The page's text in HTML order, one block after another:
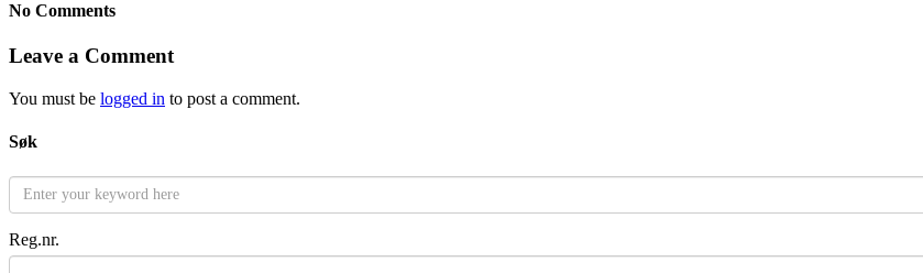
No Comments
Leave a Comment
You must be logged in to post a comment.
Søk
Reg.nr.